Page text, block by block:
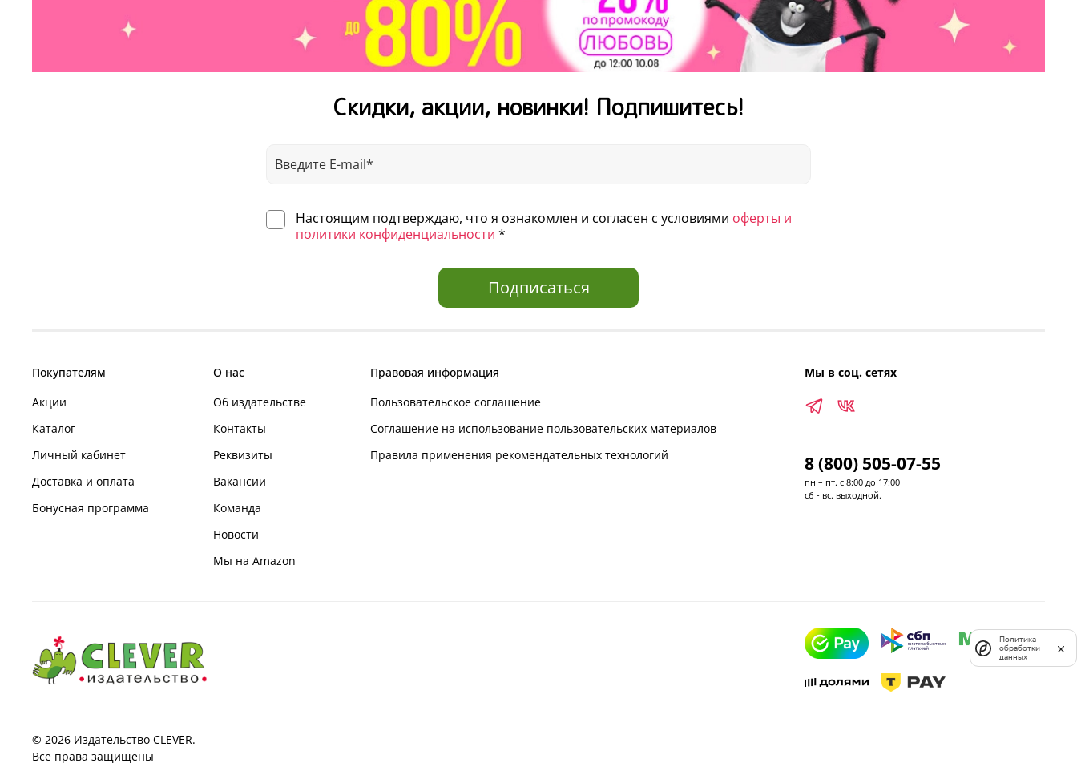
Скидки, акции, новинки! Подпишитесь!
Настоящим подтверждаю, что я ознакомлен и согласен с условиями оферты и
политики конфиденциальности *
Подписаться
Покупателям
Акции
Каталог
Личный кабинет
Доставка и оплата
Бонусная программа
О нас
Об издательстве
Контакты
Реквизиты
Вакансии
Команда
Новости
Мы на Amazon
Правовая информация
Пользовательское соглашение
Соглашение на использование пользовательских материалов
Правила применения рекомендательных технологий
Мы в соц. сетях
8 (800) 505-07-55
пн – пт. с 8:00 до 17:00
сб - вс. выходной.
© 2026 Издательство CLEVER.
Все права защищены
Политика
обработки
данных